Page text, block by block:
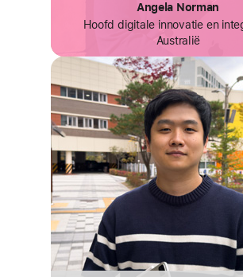
Angela Norman
Hoofd digitale innovatie en
Australië